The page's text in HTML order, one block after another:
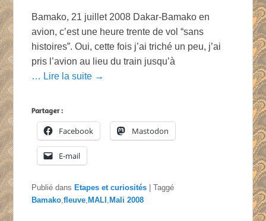
Bamako, 21 juillet 2008 Dakar-Bamako en
avion, c’est une heure trente de vol “sans
histoires”. Oui, cette fois j’ai triché un peu, j’ai
pris l’avion au lieu du train jusqu’à
… Lire la suite →
Partager :
Facebook Mastodon
E-mail
Publié dans Etapes et curiosités |Taggé
Bamako,fleuve, MALI , Mali 2008